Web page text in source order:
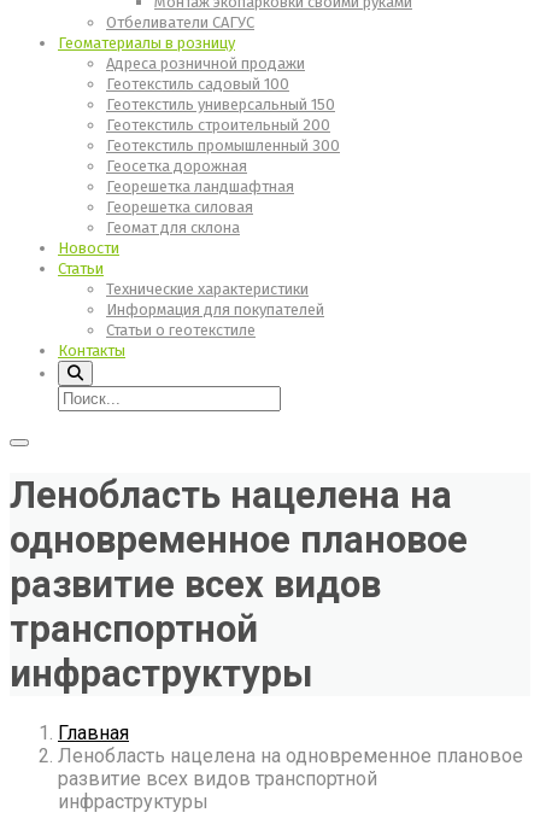
Отбеливатели САГУС
Геоматериалы в розницу
Адреса розничной продажи
Геотекстиль садовый 100
Геотекстиль универсальный 150
Геотекстиль строительный 200
Геотекстиль промышленный 300
Геосетка дорожная
Георешетка ландшафтная
Георешетка силовая
Геомат для склона
Новости
Статьи
Технические характеристики
Информация для покупателей
Статьи о геотекстиле
Контакты
Ленобласть нацелена на
одновременное плановое
развитие всех видов
транспортной
инфраструктуры
Главная
Ленобласть нацелена на одновременное плановое
развитие всех видов транспортной
инфраструктуры